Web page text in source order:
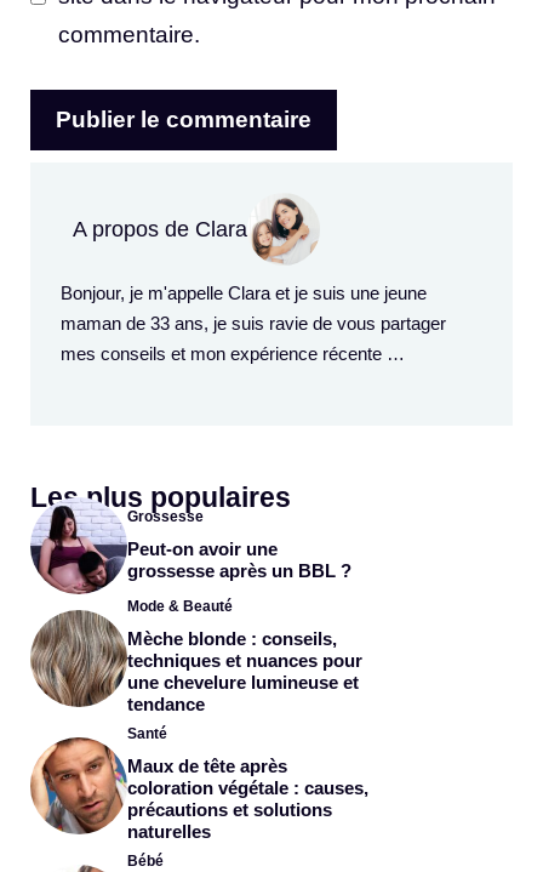
commentaire.
A propos de Clara
Bonjour, je m'appelle Clara et je suis une jeune
maman de 33 ans, je suis ravie de vous partager
mes conseils et mon expérience récente …
Les plus populaires
Grossesse
Peut-on avoir une
grossesse après un BBL ?
Mode & Beauté
Mèche blonde : conseils,
techniques et nuances pour
une chevelure lumineuse et
tendance
Santé
Maux de tête après
coloration végétale : causes,
précautions et solutions
naturelles
Bébé